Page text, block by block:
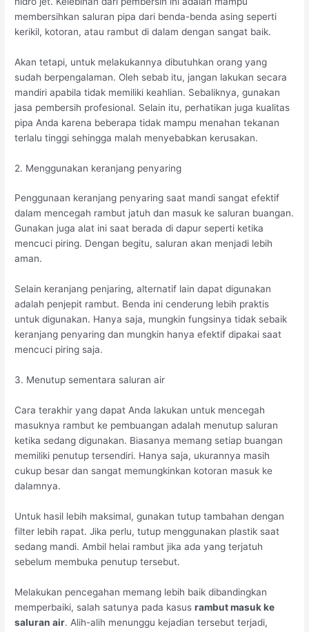
membersihkan saluran pipa dari benda-benda asing seperti
kerikil, kotoran, atau rambut di dalam dengan sangat baik.
Akan tetapi, untuk melakukannya dibutuhkan orang yang
sudah berpengalaman. Oleh sebab itu, jangan lakukan secara
mandiri apabila tidak memiliki keahlian. Sebaliknya, gunakan
jasa pembersih profesional. Selain itu, perhatikan juga kualitas
pipa Anda karena beberapa tidak mampu menahan tekanan
terlalu tinggi sehingga malah menyebabkan kerusakan.
2. Menggunakan keranjang penyaring
Penggunaan keranjang penyaring saat mandi sangat efektif
dalam mencegah rambut jatuh dan masuk ke saluran buangan.
Gunakan juga alat ini saat berada di dapur seperti ketika
mencuci piring. Dengan begitu, saluran akan menjadi lebih
aman.
Selain keranjang penjaring, alternatif lain dapat digunakan
adalah penjepit rambut. Benda ini cenderung lebih praktis
untuk digunakan. Hanya saja, mungkin fungsinya tidak sebaik
keranjang penyaring dan mungkin hanya efektif dipakai saat
mencuci piring saja.
3. Menutup sementara saluran air
Cara terakhir yang dapat Anda lakukan untuk mencegah
masuknya rambut ke pembuangan adalah menutup saluran
ketika sedang digunakan. Biasanya memang setiap buangan
memiliki penutup tersendiri. Hanya saja, ukurannya masih
cukup besar dan sangat memungkinkan kotoran masuk ke
dalamnya.
Untuk hasil lebih maksimal, gunakan tutup tambahan dengan
filter lebih rapat. Jika perlu, tutup menggunakan plastik saat
sedang mandi. Ambil helai rambut jika ada yang terjatuh
sebelum membuka penutup tersebut.
Melakukan pencegahan memang lebih baik dibandingkan
memperbaiki, salah satunya pada kasusrambut masuk ke
saluran air. Alih-alih menunggu kejadian tersebut terjadi,